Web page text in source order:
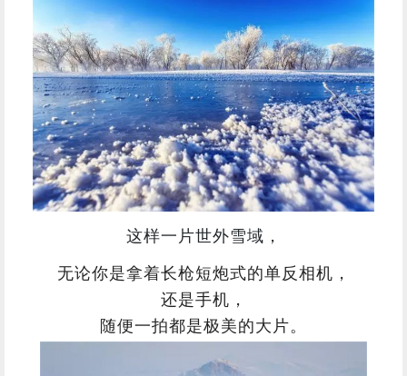
这样一片世外雪域，
无论你是拿着长枪短炮式的单反相机，
还是手机，
随便一拍都是极美的大片。